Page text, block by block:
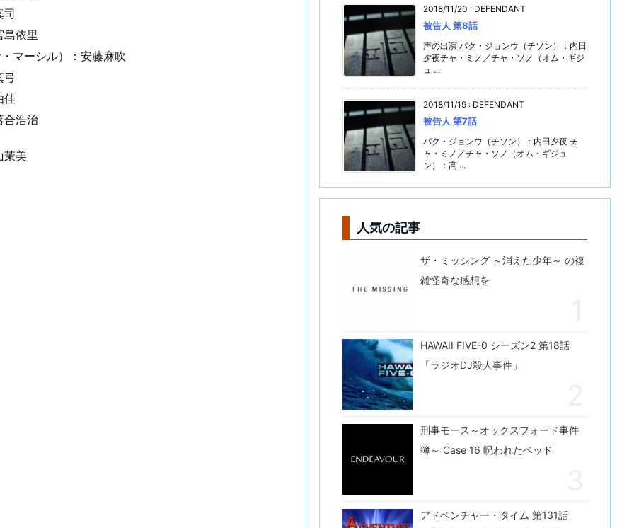
司
島依里
マーシル）：安藤麻吹
弓
佳
合浩治
茉美
2018/11/20 : DEFENDANT
被告人 第8話
声の出演 パク・ジョンウ（チソン）：内田
夕夜チャ・ミノ／チャ・ソノ（オム・ギジ
ュ ...
2018/11/19 : DEFENDANT
被告人 第7話
パク・ジョンウ（チソン）：内田夕夜 チ
ャ・ミノ／チャ・ソノ（オム・ギジュ
ン）：高 ...
人気の記事
ザ・ミッシング ～消えた少年～ の複
雑怪奇な感想を
HAWAII FIVE-0 シーズン2 第18話
「ラジオDJ殺人事件」
刑事モース～オックスフォード事件
簿～ Case 16 呪われたベッド
アドベンチャー・タイム 第131話